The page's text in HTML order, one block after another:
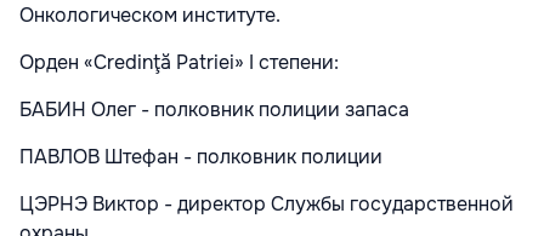
Онкологическом институте.
Орден «Credinţă Patriei» I степени:
БАБИН Олег - полковник полиции запаса
ПАВЛОВ Штефан - полковник полиции
ЦЭРНЭ Виктор - директор Службы государственной